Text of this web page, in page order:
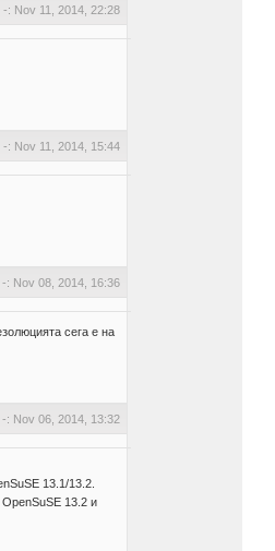
-: Nov 11, 2014, 22:28
-: Nov 11, 2014, 15:44
-: Nov 08, 2014, 16:36
сега е на
-: Nov 06, 2014, 13:32
13.1/13.2.
13.2 и